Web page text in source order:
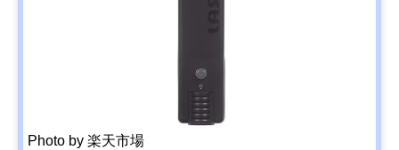
Photo by 楽天市場